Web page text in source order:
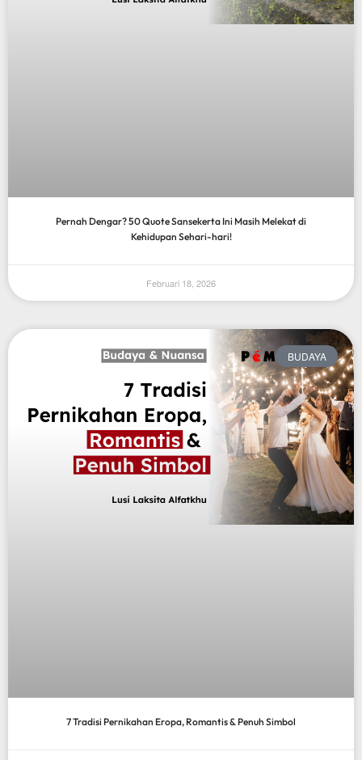
Pernah Dengar? 50 Quote Sansekerta Ini Masih Melekat di
Kehidupan Sehari-hari!
Februari 18, 2026
BUDAYA
7 Tradisi Pernikahan Eropa, Romantis & Penuh Simbol